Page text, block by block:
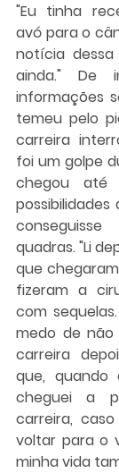
"Eu tinha
avó para o
notícia
ainda." De
informações
temeu pelo
carreira
foi um golpe
chegou até
quadras. "Li
que
fizeram a
com
medo de
carreira
que, quando
cheguei a
carreira,
voltar para o
minha vida